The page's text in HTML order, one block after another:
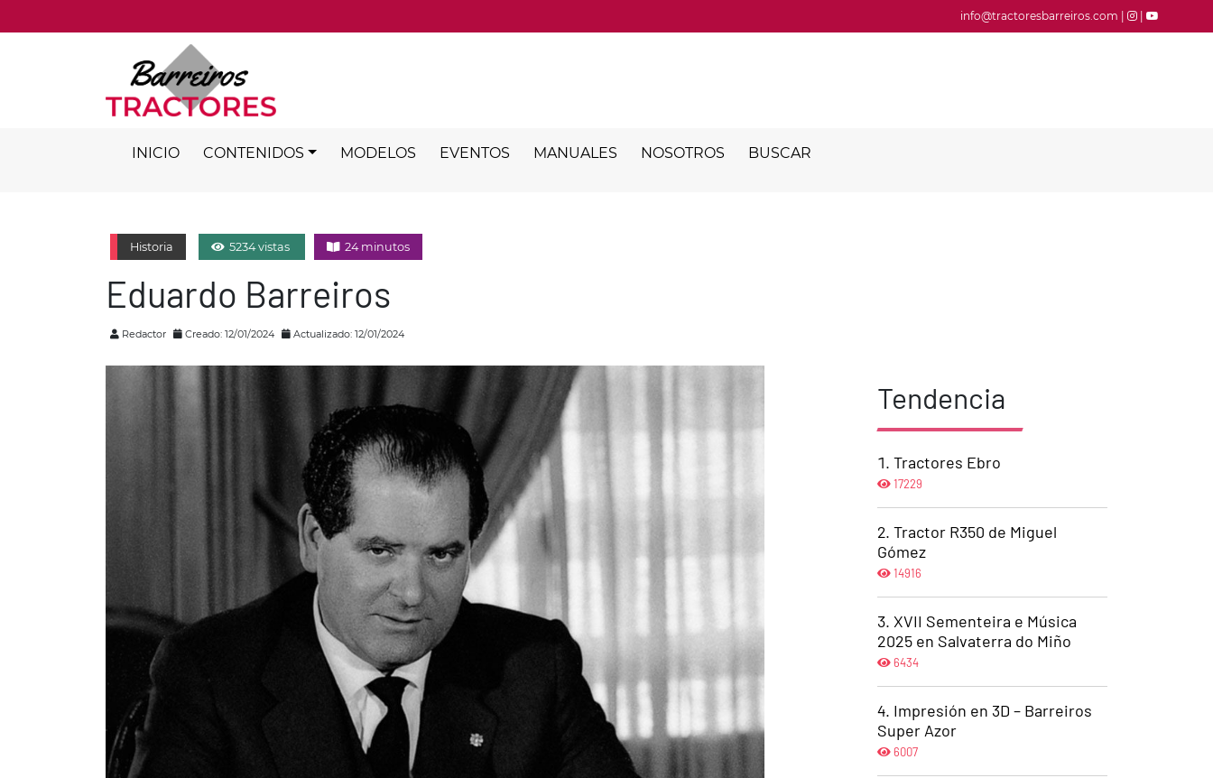
info@tractoresbarreiros.com |
INICIO CONTENIDOS MODELOS EVENTOS MANUALES NOSOTROS BUSCAR
Historia 5234 vistas 24 minutos
Eduardo Barreiros
Redactor Creado: 12/01/2024 Actualizado: 12/01/2024
Tendencia
Tractores Ebro
17229
Tractor R350 de Miguel
Gómez
14916
XVII Sementeira e Música
2025 en Salvaterra do Miño
6434
Impresión en 3D – Barreiros
Super Azor
6007